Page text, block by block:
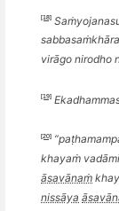
[18]
sabbasaṁkhā
virāgo nirodho
[19]
[20] “
khayaṁ
āsavānaṁ
nissāya